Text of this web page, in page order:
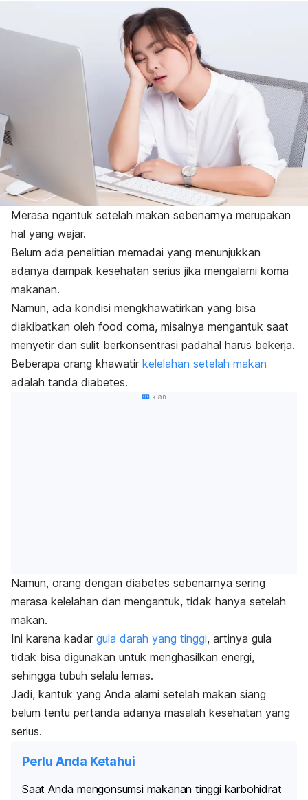
Merasa ngantuk setelah makan sebenarnya merupakan
hal yang wajar.
Belum ada penelitian memadai yang menunjukkan
adanya dampak kesehatan serius jika mengalami koma
makanan.
Namun, ada kondisi mengkhawatirkan yang bisa
diakibatkan oleh food coma, misalnya mengantuk saat
menyetir dan sulit berkonsentrasi padahal harus bekerja.
Beberapa orang khawatir kelelahan setelah makan
adalah tanda diabetes.
Iklan
Namun, orang dengan diabetes sebenarnya sering
merasa kelelahan dan mengantuk, tidak hanya setelah
makan.
Ini karena kadar gula darah yang tinggi, artinya gula
tidak bisa digunakan untuk menghasilkan energi,
sehingga tubuh selalu lemas.
Jadi, kantuk yang Anda alami setelah makan siang
belum tentu pertanda adanya masalah kesehatan yang
serius.
Perlu Anda Ketahui
Saat Anda mengonsumsi makanan tinggi karbohidrat